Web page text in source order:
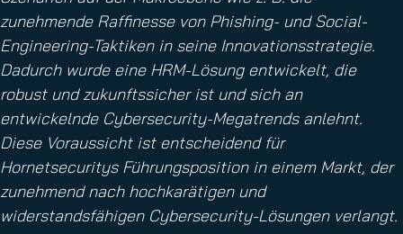
zunehmende Raffinesse von Phishing- und Social-
Engineering-Taktiken in seine Innovationsstrategie.
Dadurch wurde eine HRM-Lösung entwickelt, die
robust und zukunftssicher ist und sich an
entwickelnde Cybersecurity-Megatrends anlehnt.
Diese Voraussicht ist entscheidend für
Hornetsecuritys Führungsposition in einem Markt, der
zunehmend nach hochkarätigen und
widerstandsfähigen Cybersecurity-Lösungen verlangt.